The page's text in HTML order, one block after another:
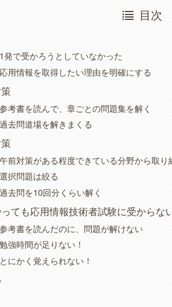
目次
1発で受かろうとしていなかった
応用情報を取得したい理由を明確にする
参考書を読んで、章ごとの問題集を解く
過去問道場を解きまくる
午前対策がある程度できている分野から取り
選択問題は絞る
過去問を10回分くらい解く
ても応用情報技術者試験に受からな
参考書を読んだのに、問題が解けない
勉強時間が足りない！
とにかく覚えられない！